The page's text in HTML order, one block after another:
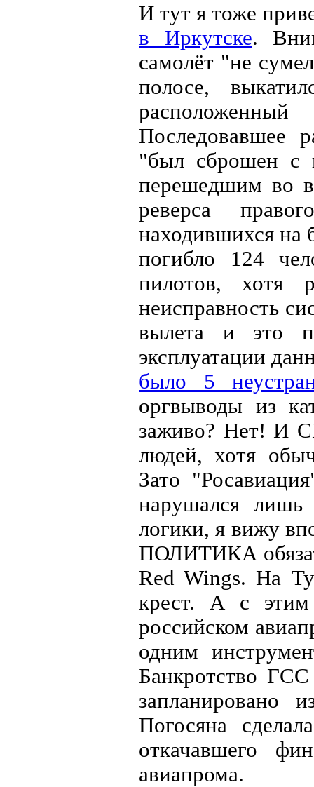
И тут я тоже
в Иркутске.
самолёт "не
полосе,
Последовавшее
"был сброшен с
перешедшим во
реверса
находившихся на
погибло 124
пилотов, хотя
неисправность
вылета и это
эксплуатации
было 5
оргвыводы из
заживо? Нет! И
людей, хотя
Зато
нарушался
логики, я вижу
ПОЛИТИКА
Red Wings. На
крест. А с этим
российском
одним
Банкротство
запланировано
Погосяна
откачавшего
авиапрома.